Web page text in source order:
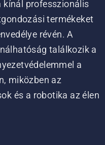
kínál professzionális
termékeket
révén. A
találkozik a
a
miközben az
és a robotika az élen